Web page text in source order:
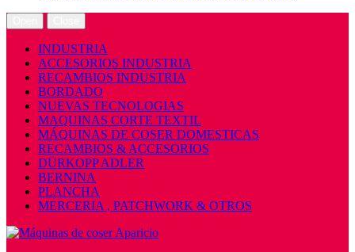
INDUSTRIA
ACCESORIOS INDUSTRIA
RECAMBIOS INDUSTRIA
BORDADO
NUEVAS TECNOLOGIAS
MAQUINAS CORTE TEXTIL
MÁQUINAS DE COSER DOMESTICAS
RECAMBIOS & ACCESORIOS
DÜRKOPP ADLER
BERNINA
PLANCHA
MERCERIA , PATCHWORK & OTROS